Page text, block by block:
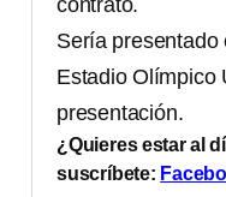
contrato.
Sería presentado
Estadio Olímpico
presentación.
¿Quieres estar al
suscríbete: